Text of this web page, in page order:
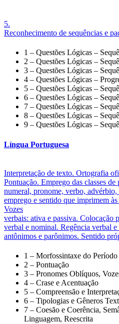
5.
Reconhecimento de sequências e
1 – Questões Lógicas –
2 – Questões Lógicas –
3 – Questões Lógicas –
4 – Questões Lógicas –
5 – Questões Lógicas –
6 – Questões Lógicas –
7 – Questões Lógicas –
8 – Questões Lógicas –
9 – Questões Lógicas –
Língua Portuguesa
Interpretação de texto. Ortografia
Pontuação. Emprego das classes
numeral, pronome, verbo,
emprego e sentido que imprimem
Vozes
verbais: ativa e passiva. Colocação
verbal e nominal. Regência verbal
antônimos e parônimos. Sentido
1 – Morfossintaxe do
2 – Pontuação
3 – Pronomes Oblíquos,
4 – Crase e Acentuação
5 – Compreensão e
6 – Tipologias e Gêneros
7 – Coesão e Coerência,
Linguagem, Reescrita